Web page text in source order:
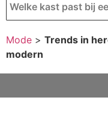
Welke kast past bij
Mode > Trends in
modern